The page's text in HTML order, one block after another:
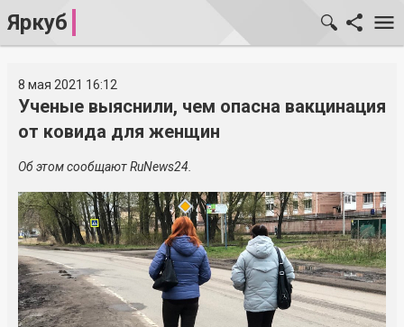
Яркуб
8 мая 2021 16:12
Ученые выяснили, чем опасна вакцинация
от ковида для женщин
Об этом сообщают RuNews24.